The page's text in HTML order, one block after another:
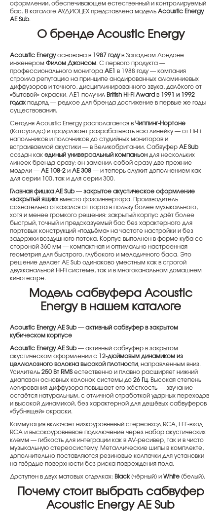
оформлении, обеспечивающем естественный и контролируемый
бас. В каталоге АУДИОЦЕХ представлена модель Acoustic Energy
AE Sub.
О бренде Acoustic Energy
Acoustic Energyоснована в 1987 годув Западном Лондоне
инженером Филом Джонсом. С первого продукта —
профессионального монитора AE1 в 1988 году — компания
строила репутацию на принципе анодированных алюминиевых
диффузоров и точного, дисциплинированного звука, далёкого от
«бытовой» окраски. AE1 получил British Hi-Fi Award в 1991 и 1992
годах подряд — редкое для бренда достижение в первые же годы
существования.
Сегодня Acoustic Energy располагается в Чиппинг-Нортоне
(Котсуолдс) и продолжает разрабатывать всю линейку — от Hi-Fi
напольников и полочников до студийных мониторов и
встраиваемой акустики — в Великобритании. Сабвуфер AE Sub
создан как единый универсальный компаньон для нескольких
линеек бренда сразу: он заменил собой сразу две прежние
модели — AE 108-2 и AE 308 — и теперь служит дополнением как
для серии 100, так и для серии 300.
Главная фишка AE Sub— закрытое акустическое оформление
«закрытый ящик» вместо фазоинвертора. Производитель
сознательно отказался от порта в пользу более музыкального,
хотя и менее громкого решения: закрытый корпус даёт более
быстрый, точный и предсказуемый бас без характерного для
портовых конструкций «подъёма» на частоте настройки и без
задержки воздушного потока. Корпус выполнен в форме куба со
стороной 360 мм — компактная и оптимально настроенная
геометрия для быстрого, глубокого и мелодичного баса. Это
решение делает AE Sub одинаково уместным как в строгой
двухканальной Hi-Fi системе, так и в многоканальном домашнем
кинотеатре.
Модель сабвуфера Acoustic
Energy в нашем каталоге
Acoustic Energy AE Sub — активный сабвуфер в закрытом
кубическом корпусе
Acoustic Energy AE Sub— активный сабвуфер в закрытом
акустическом оформлении с 12-дюймовым динамиком из
целлюлозного волокна высокой плотности, направленным вниз.
Усилитель 250 Вт RMSестественно и плавно расширяет нижний
диапазон основных колонок системы до 26 Гц. Высокая степень
легирования диффузора повышает его жёсткость — звучание
остаётся натуральным, с отличной отработкой ударных переходов
и высокой динамикой, без характерной для дешёвых сабвуферов
«бубнящей» окраски.
Коммутация включает низкоуровневый стереовход RCA, LFE-вход
RCA и высокоуровневое подключение через набор акустических
клемм — гибкость для интеграции как в AV-ресивер, так и в чисто
музыкальную стереосистему. Металлические шипы в комплекте,
дополнительно поставляются резиновые колпачки для установки
на твёрдые поверхности без риска повреждения пола.
Доступен в двух матовых отделках: Black(чёрный) и White (белый).
Почему стоит выбрать сабвуфер
Acoustic Energy AE Sub